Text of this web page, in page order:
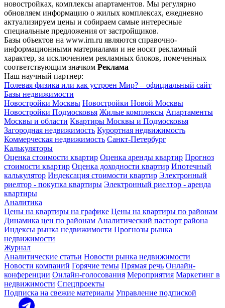
новостройках, комплексы апартаментов. Мы регулярно
обновляем информацию о жилых комплексах, ежедневно
актуализируем цены и собираем самые интересные
специальные предложения от застройщиков.
Базы объектов на www.irn.ru являются справочно-
информационными материалами и не носят рекламный
характер, за исключением рекламных блоков, помеченных
соответствующим значком Реклама
Наш научный партнер:
Полевая физика или как устроен Мир? – официальный сайт
Базы недвижимости
Новостройки Москвы Новостройки Новой Москвы
Новостройки Подмосковья Жилые комплексы Апартаменты
Москвы и области Квартиры Москвы и Подмосковья
Загородная недвижимость Курортная недвижимость
Коммерческая недвижимость Санкт-Петербург
Калькуляторы
Оценка стоимости квартир Оценка аренды квартир Прогноз
стоимости квартир Оценка доходности квартир Ипотечный
калькулятор Индексация стоимости квартир Электронный
риелтор - покупка квартиры Электронный риелтор - аренда
квартиры
Аналитика
Цены на квартиры на графике Цены на квартиры по районам
Динамика цен по районам Аналитический паспорт района
Индексы рынка недвижимости Прогнозы рынка
недвижимости
Журнал
Аналитические статьи Новости рынка недвижимости
Новости компаний Горячие темы Прямая речь Онлайн-
конференции Онлайн-голосования Мероприятия Маркетинг в
недвижимости Спецпроекты
Подписка на свежие материалы Управление подпиской